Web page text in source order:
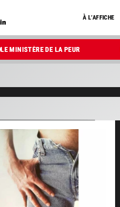
À L’AFFICHE
LE MINISTÈRE DE LA PEUR